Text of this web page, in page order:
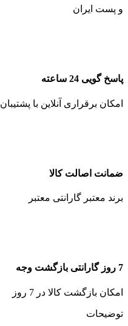
و پست ایران
پاسخ گویی 24 ساعته
امکان برقراری آنلاین با پشتیبان
ضمانت اصالت کالا
برند معتبر گارانتی معتبر
7 روز گارانتی بازگشت وجه
امکان بازگشت کالا در 7 روز
توضیحات